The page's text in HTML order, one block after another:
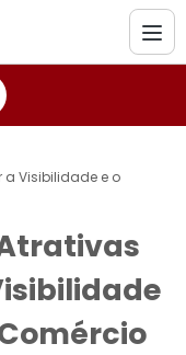
a Visibilidade e o